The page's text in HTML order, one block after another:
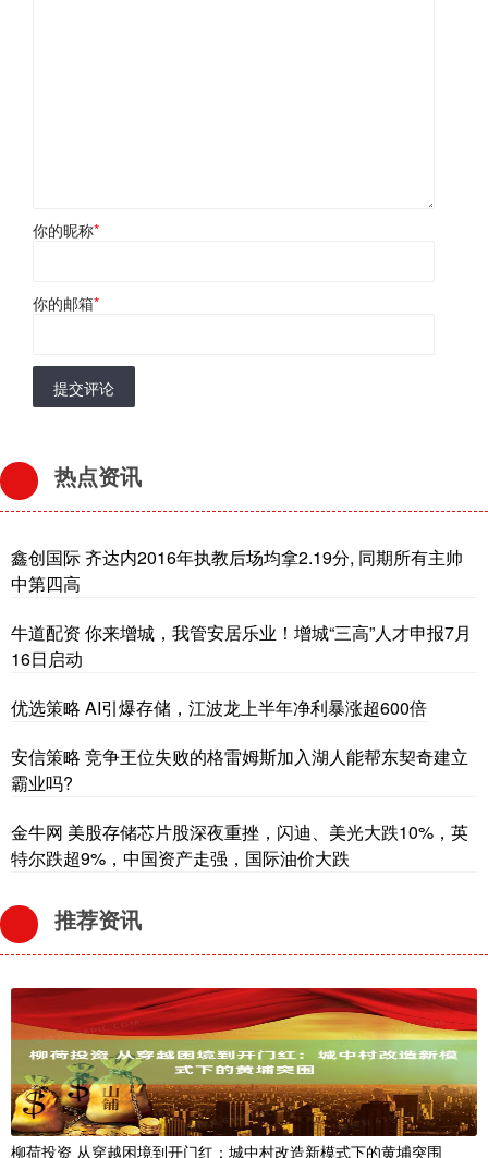
你的昵称*
你的邮箱*
提交评论
热点资讯
鑫创国际 齐达内2016年执教后场均拿2.19分, 同期所有主帅
中第四高
牛道配资 你来增城，我管安居乐业！增城“三高”人才申报7月
16日启动
优选策略 AI引爆存储，江波龙上半年净利暴涨超600倍
安信策略 竞争王位失败的格雷姆斯加入湖人能帮东契奇建立
霸业吗?
金牛网 美股存储芯片股深夜重挫，闪迪、美光大跌10%，英
特尔跌超9%，中国资产走强，国际油价大跌
推荐资讯
柳荷投资 从穿越困境到开门红：城中村改造新模式下的黄埔突围